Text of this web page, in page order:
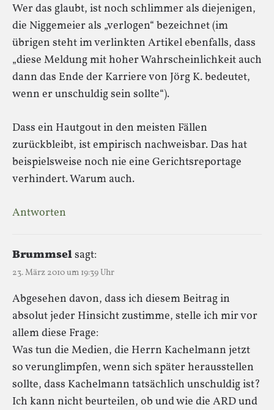
Wer das glaubt, ist noch schlimmer als diejenigen,
die Niggemeier als „verlogen“ bezeichnet (im
übrigen steht im verlinkten Artikel ebenfalls, dass
„diese Meldung mit hoher Wahrscheinlichkeit auch
dann das Ende der Karriere von Jörg K. bedeutet,
wenn er unschuldig sein sollte“).
Dass ein Hautgout in den meisten Fällen
zurückbleibt, ist empirisch nachweisbar. Das hat
beispielsweise noch nie eine Gerichtsreportage
verhindert. Warum auch.
Antworten
Brummselsagt:
23. März 2010 um 19:39 Uhr
Abgesehen davon, dass ich diesem Beitrag in
absolut jeder Hinsicht zustimme, stelle ich mir vor
allem diese Frage:
Was tun die Medien, die Herrn Kachelmann jetzt
so verunglimpfen, wenn sich später herausstellen
sollte, dass Kachelmann tatsächlich unschuldig ist?
Ich kann nicht beurteilen, ob und wie die ARD und